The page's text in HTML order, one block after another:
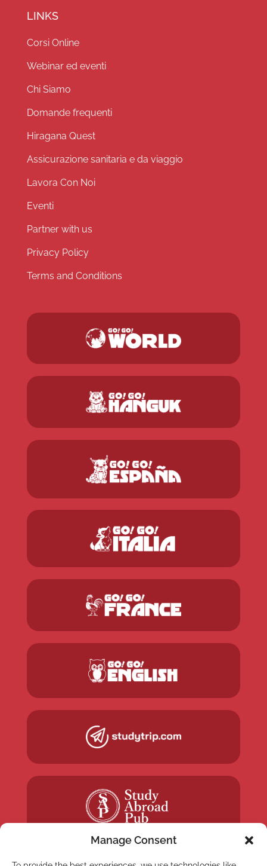
Manage Consent
LINKS
Corsi Online
Webinar ed eventi
Chi Siamo
Domande frequenti
Hiragana Quest
Assicurazione sanitaria e da viaggio
Lavora Con Noi
Eventi
Partner with us
Privacy Policy
Terms and Conditions